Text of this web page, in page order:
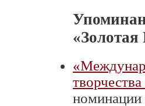
«Золотая
номинации